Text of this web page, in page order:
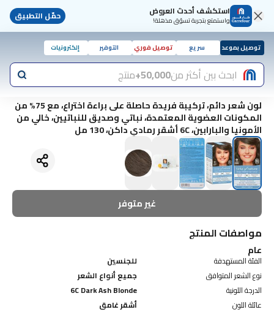
استكشف أحدث العروض
واستمتع بتجربة تسوّق مذهلة! حمّل التطبيق
توصيل بموعد سريع توصيل فوري التوفير إلكترونيات
ابحث بين أكثر من50,000+ منتج
لون شعر دائم، تركيبة فريدة حاصلة على براءة اختراع، مع 75% من
المكونات العضوية المعتمدة، نباتي وصديق للنباتيين، خالي من
الأمونيا والبارابين، 6C أشقر رمادي داكن، 130 مل
غير متوفر
مواصفات المنتج
عام
الفئة المستهدفة
للجنسين
نوع الشعر المتوافق
جميع أنواع الشعر
الدرجة اللونية
6C Dark Ash Blonde
عائلة اللون
أشقر غامق